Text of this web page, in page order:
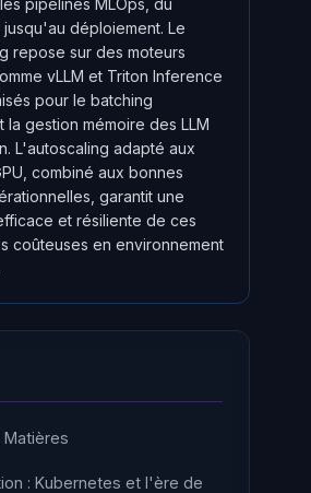
pipelines MLOps, du
déploiement. Le
repose sur des moteurs
vLLM et Triton Inference
pour le batching
la gestion mémoire des LLM
L'autoscaling adapté aux
combiné aux bonnes
garantit une
et résiliente de ces
coûteuses en environnement
: Kubernetes et l'ère de